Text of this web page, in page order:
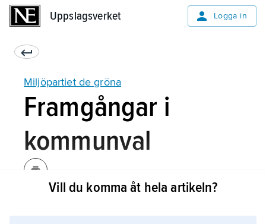
Uppslagsverket Logga in
Miljöpartiet de gröna
Framgångar i
kommunval
Vill du komma åt hela artikeln?